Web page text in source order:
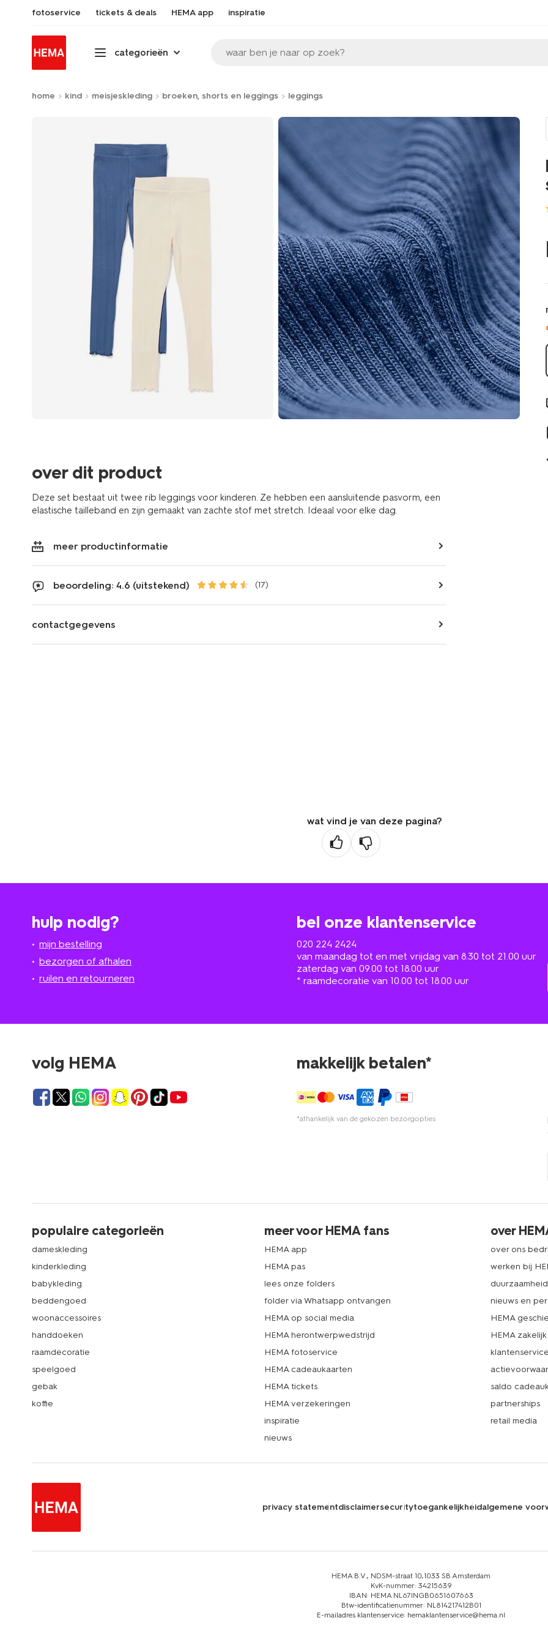
fotoservice tickets & deals HEMA app inspiratie
categorieën waar ben je naar op zoek?
home kind meisjeskleding broeken, shorts en leggings leggings
over dit product
Deze set bestaat uit twee rib leggings voor kinderen. Ze hebben een aansluitende pasvorm, een
elastische tailleband en zijn gemaakt van zachte stof met stretch. Ideaal voor elke dag.
meer productinformatie
beoordeling: 4.6 (uitstekend) (17)
contactgegevens
wat vind je van deze pagina?
hulp nodig?
mijn bestelling
bezorgen of afhalen
ruilen en retourneren
bel onze klantenservice
020 224 2424
van maandag tot en met vrijdag van 8.30 tot 21.00 uur
zaterdag van 09.00 tot 18.00 uur
* raamdecoratie van 10.00 tot 18.00 uur
volg HEMA makkelijk betalen*
*afhankelijk van de gekozen bezorgopties
populaire categorieën
dameskleding
kinderkleding
babykleding
beddengoed
woonaccessoires
handdoeken
raamdecoratie
speelgoed
gebak
koffie
meer voor HEMA fans
HEMA app
HEMA pas
lees onze folders
folder via Whatsapp ontvangen
HEMA op social media
HEMA herontwerpwedstrijd
HEMA fotoservice
HEMA cadeaukaarten
HEMA tickets
HEMA verzekeringen
inspiratie
nieuws
over
over ons
werken bij
duurzaamheid
nieuws en
HEMA
HEMA zakelijk
klantenservice
saldo
partnerships
retail media
privacy statementdisclaimersecuritytoegankelijkheidalgemene
HEMA B.V., NDSM-straat 10,1033 SB Amsterdam
KvK-nummer: 34215639
IBAN: HEMA NL67INGB0651607663
Btw-identificatienummer: NL814217412B01
E-mailadres klantenservice: hemaklantenservice@hema.nl